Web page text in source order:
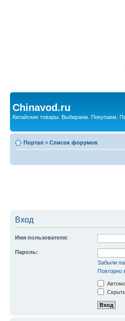
Chinavod.ru
Китайские товары. Выбираем. Покупаем.
Портал » Список форумов
Вход
Имя пользователя:
Пароль:
Забыли
Повторно